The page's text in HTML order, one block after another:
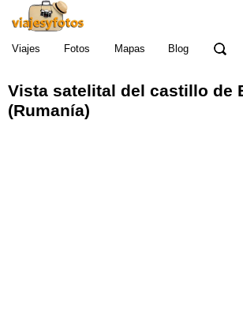
Viajes Fotos Mapas Blog
Vista satelital del castillo de
(Rumanía)